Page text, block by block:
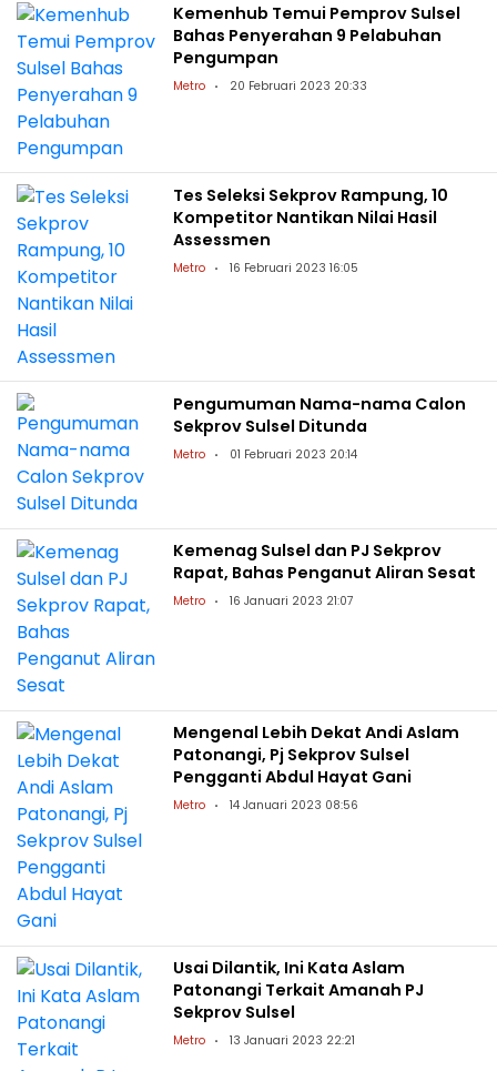
Kemenhub Temui Pemprov Sulsel
Bahas Penyerahan 9 Pelabuhan
Pengumpan
Metro 20 Februari 2023 20:33
Tes Seleksi Sekprov Rampung, 10
Kompetitor Nantikan Nilai Hasil
Assessmen
Metro 16 Februari 2023 16:05
Pengumuman Nama-nama Calon
Sekprov Sulsel Ditunda
Metro 01 Februari 2023 20:14
Kemenag Sulsel dan PJ Sekprov
Rapat, Bahas Penganut Aliran Sesat
Metro 16 Januari 2023 21:07
Mengenal Lebih Dekat Andi Aslam
Patonangi, Pj Sekprov Sulsel
Pengganti Abdul Hayat Gani
Metro 14 Januari 2023 08:56
Usai Dilantik, Ini Kata Aslam
Patonangi Terkait Amanah PJ
Sekprov Sulsel
Metro 13 Januari 2023 22:21